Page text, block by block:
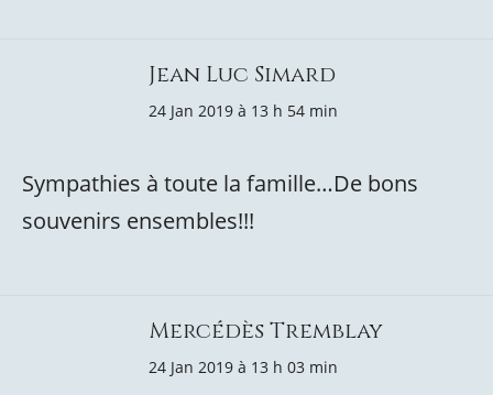
Jean Luc Simard
24 Jan 2019 à 13 h 54 min
Sympathies à toute la famille…De bons
souvenirs ensembles!!!
Mercédès Tremblay
24 Jan 2019 à 13 h 03 min